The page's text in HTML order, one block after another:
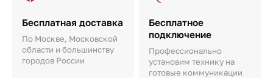
Бесплатная доставка
По Москве, Московской
области и большинству
городов России
Бесплатное
подключение
Профессионально
установим технику на
готовые коммуникации